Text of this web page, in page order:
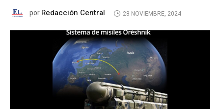
porRedacción Central 28 NOVIEMBRE, 2024